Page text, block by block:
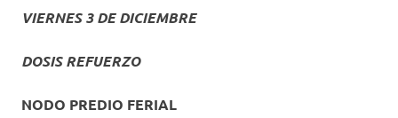
VIERNES 3 DE DICIEMBRE
DOSIS REFUERZO
NODO PREDIO FERIAL